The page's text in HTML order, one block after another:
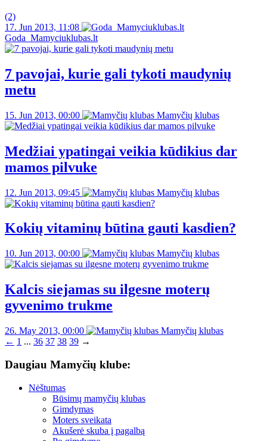
(2)
17. Jun 2013, 11:08
Goda_Mamyciuklubas.lt
7 pavojai, kurie gali tykoti maudynių
metu
15. Jun 2013, 00:00 Mamyčių klubas
Medžiai ypatingai veikia kūdikius dar
mamos pilvuke
12. Jun 2013, 09:45 Mamyčių klubas
Kokių vitaminų būtina gauti kasdien?
10. Jun 2013, 00:00 Mamyčių klubas
Kalcis siejamas su ilgesne moterų
gyvenimo trukme
26. May 2013, 00:00
Mamyčių klubas
← 1 ... 36 37 38 39 →
Daugiau Mamyčių klube:
Nėštumas
Būsimų mamyčių klubas
Gimdymas
Moters sveikata
Akušerė skuba į pagalbą